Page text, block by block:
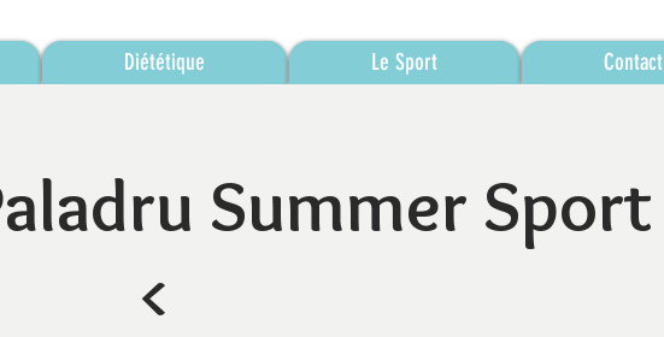
Diététique Le Sport Contact
Summer Sport
<